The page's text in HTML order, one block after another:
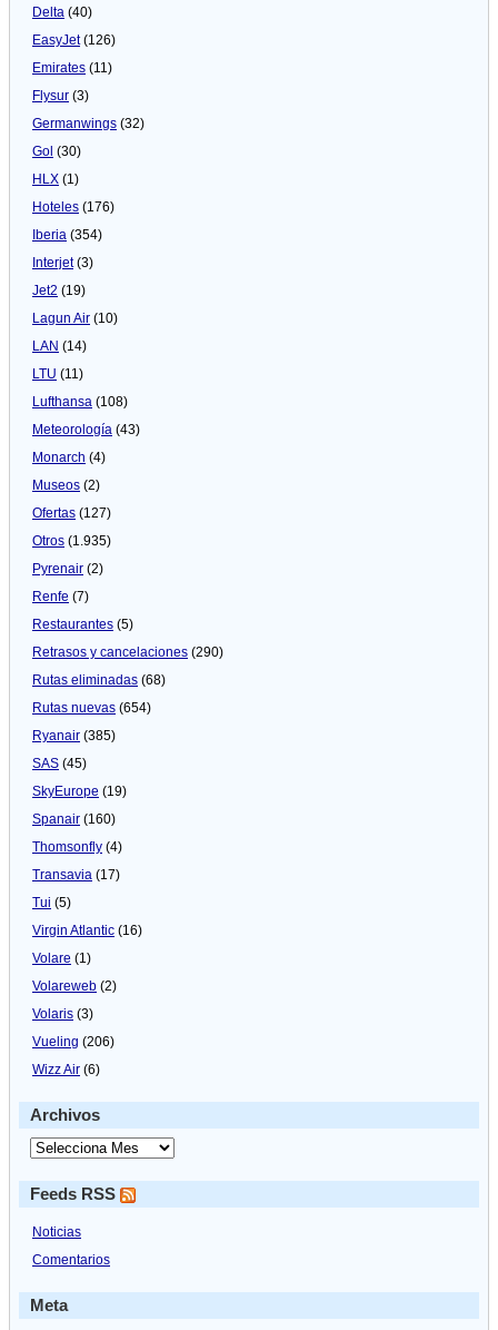
Delta (40)
EasyJet(126)
Emirates (11)
Flysur (3)
Germanwings (32)
Gol (30)
HLX (1)
Hoteles (176)
Iberia (354)
Interjet(3)
Jet2 (19)
Lagun Air (10)
LAN (14)
LTU (11)
Lufthansa (108)
Meteorologí­a (43)
Monarch (4)
Museos (2)
Ofertas (127)
Otros (1.935)
Pyrenair (2)
Renfe (7)
Restaurantes (5)
Retrasos y cancelaciones (290)
Rutas eliminadas (68)
Rutas nuevas (654)
Ryanair (385)
SAS (45)
SkyEurope (19)
Spanair (160)
Thomsonfly (4)
Transavia (17)
Tui (5)
Virgin Atlantic (16)
Volare (1)
Volareweb (2)
Volaris (3)
Vueling (206)
Wizz Air (6)
Archivos
Feeds RSS
Noticias
Comentarios
Meta